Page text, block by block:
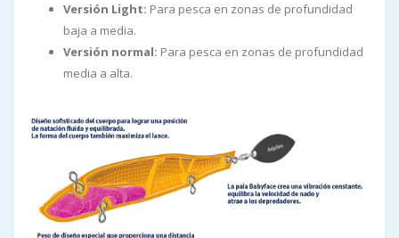
Versión Light: Para pesca en zonas de profundidad
baja a media.
Versión normal: Para pesca en zonas de profundidad
media a alta.